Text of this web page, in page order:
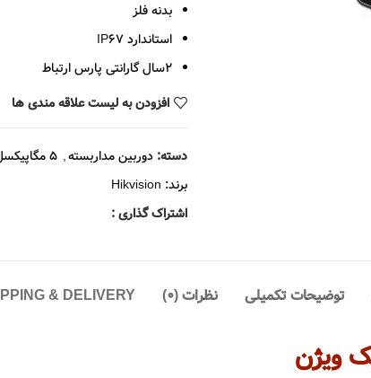
بدنه فلز
استاندارد IP67
2سال گارانتی پارس ارتباط
افزودن به لیست علاقه مندی ها
دسته: دوربین مداربسته, 5 مگاپیکسل
برند: Hikvision
اشتراک گذاری :
توضیحات تکمیلی نظرات (0) & DELIVERY